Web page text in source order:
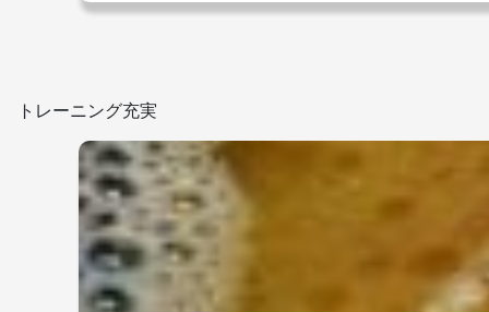
トレーニング充実